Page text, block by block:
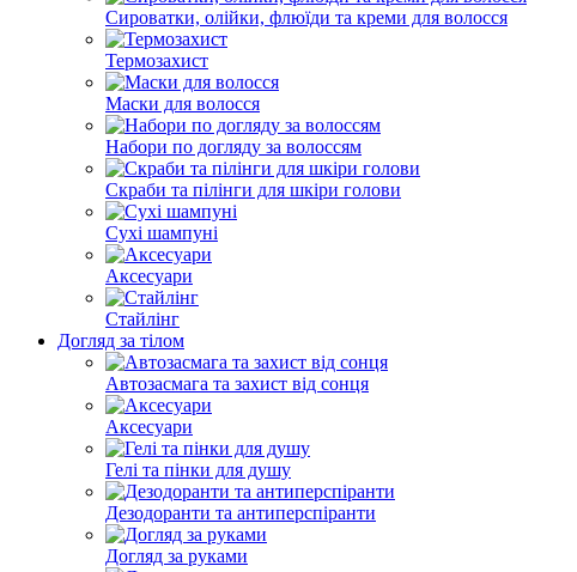
Сироватки, олійки, флюїди та креми для волосся
Термозахист
Маски для волосся
Набори по догляду за волоссям
Скраби та пілінги для шкіри голови
Сухі шампуні
Аксесуари
Стайлінг
Догляд за тілом
Автозасмага та захист від сонця
Аксесуари
Гелі та пінки для душу
Дезодоранти та антиперспіранти
Догляд за руками